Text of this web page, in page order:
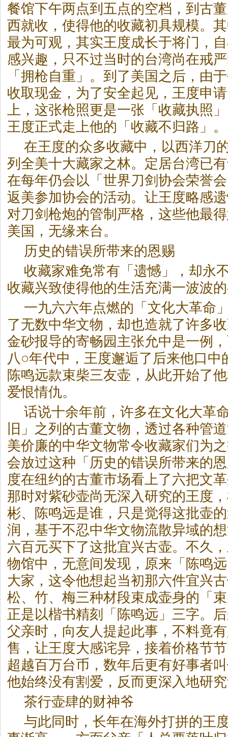
餐馆下午两点到五点的空档，到古
西就收，使得他的收藏初具规模。
最为可观，其实王度成长于将门，
感兴趣，只不过当时的台湾尚在戒
「拥枪自重」。到了美国之后，由
收取现金，为了安全起见，王度申
上，这张枪照更是一张「收藏执照
王度正式走上他的「收藏不归路」。
在王度的众多收藏中，以西洋刀
列全美十大藏家之林。定居台湾已
在每年仍会以「世界刀剑协会荣誉
返美参加协会的活动。让王度略感
对刀剑枪炮的管制严格，这些他最
美国，无缘来台。
历史的错误所带来的恩赐
收藏家难免常有「遗憾」，却永
收藏兴致使得他的生活充满一波波
一九六六年点燃的「文化大革命
了无数中华文物，却也造就了许多
金砂报导的寄畅园主张允中是一例
八○年代中，王度邂逅了后来他口
陈鸣远款束柴三友壶，从此开始了
爱恨情仇。
话说十余年前，许多在文化大革
旧」之列的古董文物，透过各种管
美价廉的中华文物常令收藏家们为
会放过这种「历史的错误所带来的
度在纽约的古董市场看上了六把文
那时对紫砂壶尚无深入研究的王度
彬、陈鸣远是谁，只是觉得这批壶
润，基于不忍中华文物流散异域的
六百元买下了这批宜兴古壶。不久
物馆中，无意间发现，原来「陈鸣
大家，这令他想起当初那六件宜兴
松、竹、梅三种材段束成壶身的「
正是以楷书精刻「陈鸣远」三字。
父亲时，向友人提起此事，不料竟
售，让王度大感诧异，接着价格节
超越百万台币，数年后更有好事者
他始终没有割爱，反而更深入地研
茶行壶肆的财神爷
与此同时，长年在海外打拼的王